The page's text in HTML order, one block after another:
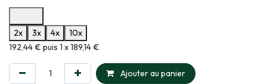
2x
3x 4x
10x
Informations sur le plan de paiement sélectionné
192,44 € puis 1 x 189,14 €
Ajouter au panier